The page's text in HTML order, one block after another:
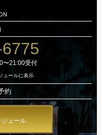
〜21:00受付
ュールに表示
約
ジュール